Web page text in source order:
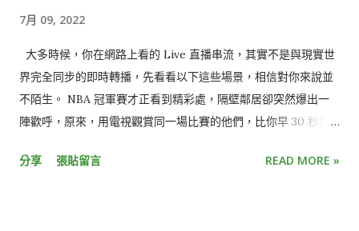
7月 09, 2022
大多時候，你在網路上看的 Live 直播串流，其實不是與現實世
界完全同步的即時轉播，先看看以下這些場景，相信對你來說並
不陌生。 NBA 冠軍賽才正看到精彩處，隔壁鄰居卻突然爆出一
陣歡呼，原來，用電視觀賞同一場比賽的他們，比你早 30 秒歡
文熱烈討論比賽結果。 就像電影被暴雷一樣，少了即時參與的驚
分享 張貼留言 READ MORE »